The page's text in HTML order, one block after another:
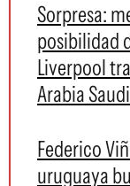
Sorpresa:
posibilidad
Liverpool
Arabia
Federico
uruguaya